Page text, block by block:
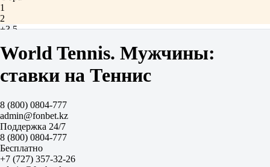
1
2
+3.5
-3.5
1.93
Тотал
Б
21.5
1.88
1.82
Сеты
Ф1
Ф2
World Tennis. Мужчины:
ставки на Теннис
8 (800) 0804-777
admin@fonbet.kz
Поддержка 24/7
8 (800) 0804-777
Бесплатно
+7 (727) 357-32-26